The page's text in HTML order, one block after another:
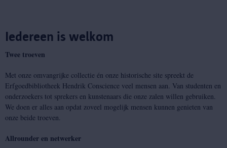
Iedereen is welkom
Twee troeven
Met onze omvangrijke collectie én onze historische site spreekt de
Erfgoedbibliotheek Hendrik Conscience veel mensen aan. Van studenten en
onderzoekers tot sprekers en kunstenaars die onze zalen willen gebruiken.
We doen er alles aan opdat zoveel mogelijk mensen kunnen genieten van
onze beide troeven.
Allrounder en netwerker